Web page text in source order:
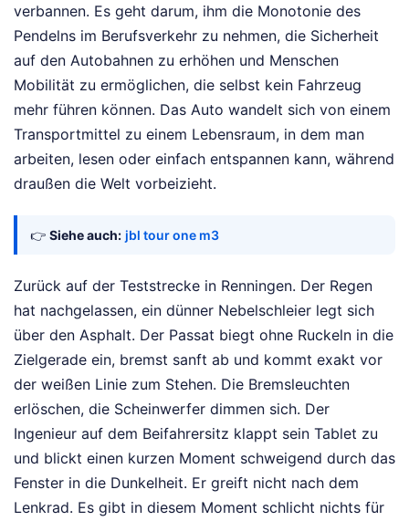
verbannen. Es geht darum, ihm die Monotonie des
Pendelns im Berufsverkehr zu nehmen, die Sicherheit
auf den Autobahnen zu erhöhen und Menschen
Mobilität zu ermöglichen, die selbst kein Fahrzeug
mehr führen können. Das Auto wandelt sich von einem
Transportmittel zu einem Lebensraum, in dem man
arbeiten, lesen oder einfach entspannen kann, während
draußen die Welt vorbeizieht.
👉 Siehe auch: jbl tour one m3
Zurück auf der Teststrecke in Renningen. Der Regen
hat nachgelassen, ein dünner Nebelschleier legt sich
über den Asphalt. Der Passat biegt ohne Ruckeln in die
Zielgerade ein, bremst sanft ab und kommt exakt vor
der weißen Linie zum Stehen. Die Bremsleuchten
erlöschen, die Scheinwerfer dimmen sich. Der
Ingenieur auf dem Beifahrersitz klappt sein Tablet zu
und blickt einen kurzen Moment schweigend durch das
Fenster in die Dunkelheit. Er greift nicht nach dem
Lenkrad. Es gibt in diesem Moment schlicht nichts für